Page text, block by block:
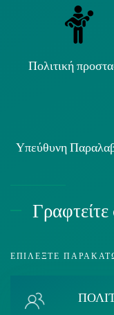
Πολιτική
Υπεύθυνη
ΕΠΙΛΈΞΤΕ